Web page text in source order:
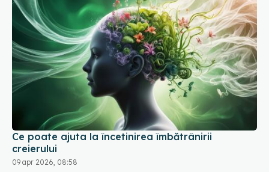
Ce poate ajuta la încetinirea îmbătrânirii
creierului
09 apr 2026, 08:58